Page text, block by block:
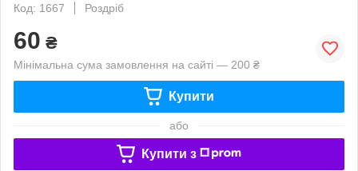
Код: 1667
Роздріб
60 ₴
Мінімальна сума замовлення на сайті — 200 ₴
Купити
або
Купити з